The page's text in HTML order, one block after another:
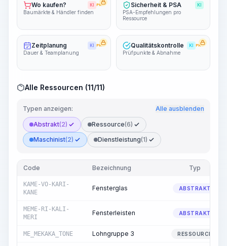
Wo kaufen? KI PRO
Baumärkte & Händler finden
Sicherheit & PSA KI
PSA-Empfehlungen pro
Ressource
Zeitplanung KI PRO
Dauer & Teamplanung
Qualitätskontrolle KI PRO
Prüfpunkte & Abnahme
Alle Ressourcen (11/11)
Typen anzeigen: Alle ausblenden
Abstrakt(2) Ressource(6)
Maschinist(2) Dienstleistung(1)
Code Bezeichnung Typ
KAME-VO-KARI-
KANE
Fensterglas ABSTRAKT
MEME-RI-KALI-
MERI
Fensterleisten ABSTRAKT
ME_MEKAKA_TONE Lohngruppe 3 RESSOURCE